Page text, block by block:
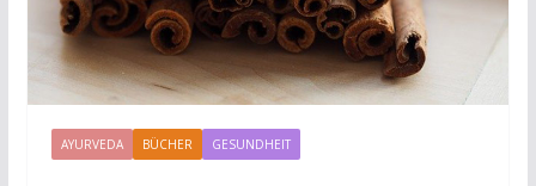
AYURVEDA BÜCHER GESUNDHEIT